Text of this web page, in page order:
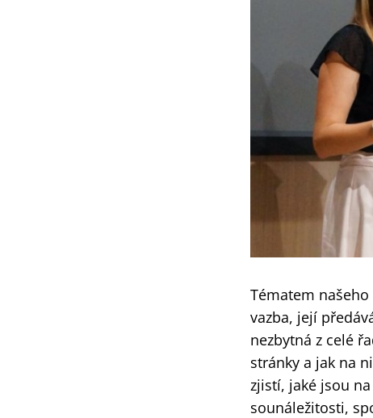
Tématem
vazba, její
nezbytná z celé
stránky a jak na
zjistí, jaké jsou
sounáležitosti,